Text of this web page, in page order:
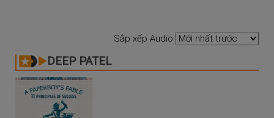
Sắp xếp Audio
DEEP PATEL